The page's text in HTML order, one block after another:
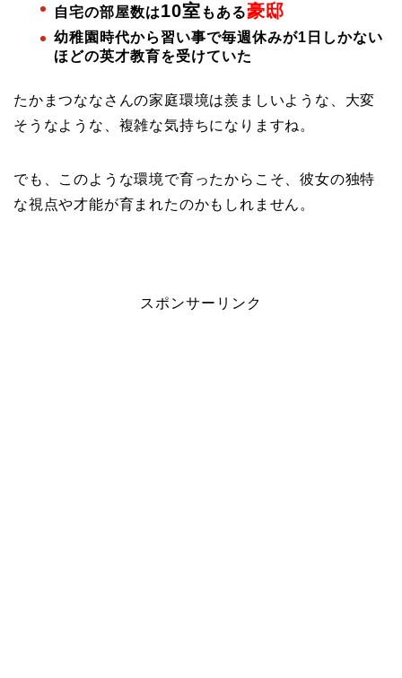
自宅の部屋数は10室 もある豪邸
幼稚園時代から習い事で毎週休みが1日しかない
ほどの英才教育を受けていた
たかまつななさんの家庭環境は羨ましいような、大変
そうなような、複雑な気持ちになりますね。
でも、このような環境で育ったからこそ、彼女の独特
な視点や才能が育まれたのかもしれません。
スポンサーリンク